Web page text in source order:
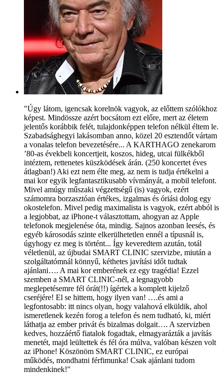
"Úgy látom, igencsak korelnök vagyok, az előttem szólókhoz
képest. Mindössze azért bocsátom ezt előre, mert az életem
jelentős korábbik felét, tulajdonképpen telefon nélkül éltem le.
Szabadsághegyi lakásomban anno, közel 20 esztendőt vártam
a vonalas telefon bevezetésére... A KARTHAGO zenekarom
’80-as évekbeli koncertjeit, koszos, hideg, utcai fülkékből
intéztem, rettenetes küszködések árán. (250 koncertet éves
átlagban!) Aki ezt nem élte meg, az nem is tudja értékelni a
mai kor egyik legfantasztikusabb vívmányát, a mobil telefont.
Mivel amúgy műszaki végzettségű (is) vagyok, ezért
számomra borzasztóan értékes, izgalmas és óriási dolog egy
okostelefon. Mivel pedig maximalista is vagyok, ezért abból is
a legjobbat, az iPhone-t választottam, ahogyan az Apple
telefonok megjelenése óta, mindig. Sajnos azonban leesés, és
egyéb károsodás szinte elkerülhetetlen ennél a típusnál is,
úgyhogy ez meg is történt... Így keveredtem azután, totál
véletlenül, az újbudai SMART CLINIC szervizbe, miután a
szolgáltatómnál könnyű, kéthetes javítási időt tudtak
ajánlani…. A mai kor emberének ez egy tragédia! Ezzel
szemben a SMART CLINIC-nél, a legnagyobb
meglepetésemre fél órát(!!) ígértek a komplett kijelző
cseréjére! El se hittem, hogy ilyen van! ….és ami a
legfontosabb: itt nincs olyan, hogy valahová elküldik, ahol
ismeretlenek kezén forog a telefon és nem tudható, ki, miért
láthatja az ember privát és bizalmas dolgait…. A szervizben
kedves, hozzáértő fiatalok fogadtak, elmagyarázták a javítás
menetét, majd leültettek és fél óra múlva, valóban készen volt
az iPhone! Köszönöm SMART CLINIC, ez európai
működés, mondhatni férfimunka! Csak ajánlani tudom
mindenkinek!"